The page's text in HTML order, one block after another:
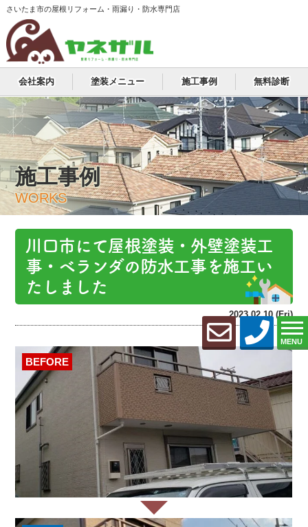
さいたま市の屋根リフォーム・雨漏り・防水専門店
MENU
会社案内 塗装メニュー 施工事例 無料診断
施工事例
WORKS
川口市にて屋根塗装・外壁塗装工
事・ベランダの防水工事を施工い
たしました
2023.02.10 (Fri)
BEFORE